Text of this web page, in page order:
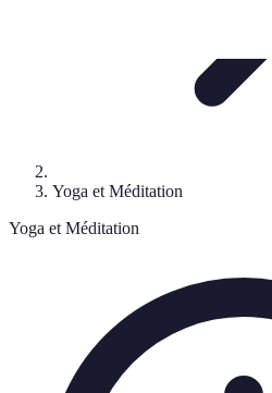
Yoga et Méditation
Yoga et Méditation